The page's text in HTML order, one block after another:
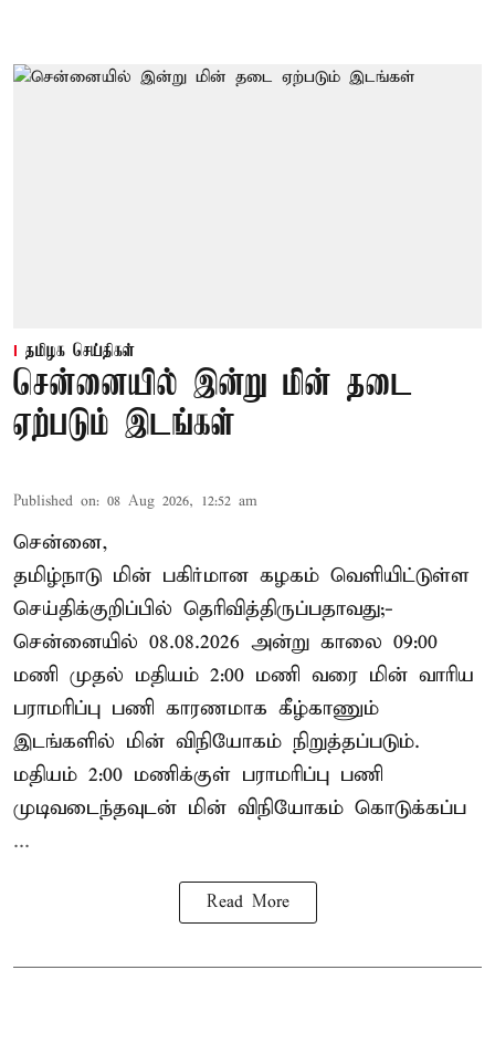
தமிழக செய்திகள்
சென்னையில் இன்று மின் தடை
ஏற்படும் இடங்கள்
Published on: 08 Aug 2026, 12:52 am
சென்னை,
தமிழ்நாடு மின் பகிர்மான கழகம் வெளியிட்டுள்ள
செய்திக்குறிப்பில் தெரிவித்திருப்பதாவது;-
சென்னையில் 08.08.2026 அன்று காலை 09:00
மணி முதல் மதியம் 2:00 மணி வரை மின் வாரிய
பராமரிப்பு பணி காரணமாக கீழ்காணும்
இடங்களில் மின் விநியோகம் நிறுத்தப்படும்.
மதியம் 2:00 மணிக்குள் பராமரிப்பு பணி
முடிவடைந்தவுடன் மின் விநியோகம் கொடுக்கப்ப
...
Read More